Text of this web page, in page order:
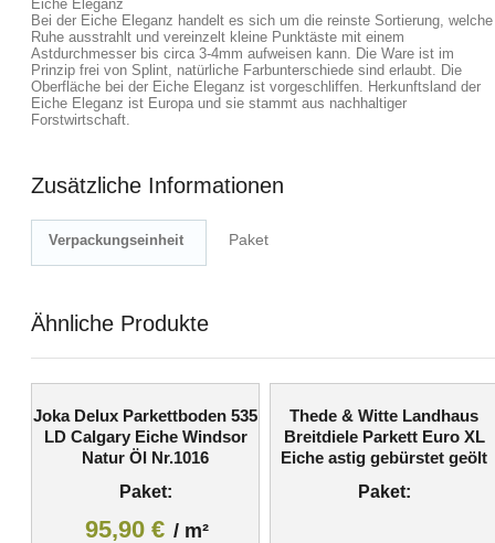
Eiche Eleganz
Bei der Eiche Eleganz handelt es sich um die reinste Sortierung, welche
Ruhe ausstrahlt und vereinzelt kleine Punktäste mit einem
Astdurchmesser bis circa 3-4mm aufweisen kann. Die Ware ist im
Prinzip frei von Splint, natürliche Farbunterschiede sind erlaubt. Die
Oberfläche bei der Eiche Eleganz ist vorgeschliffen. Herkunftsland der
Eiche Eleganz ist Europa und sie stammt aus nachhaltiger
Forstwirtschaft.
Zusätzliche Informationen
Verpackungseinheit Paket
Ähnliche Produkte
Joka Delux Parkettboden 535
LD Calgary Eiche Windsor
Natur Öl Nr.1016
Paket:
95,90€ / m²
Thede & Witte Landhaus
Breitdiele Parkett Euro XL
Eiche astig gebürstet geölt
Paket: